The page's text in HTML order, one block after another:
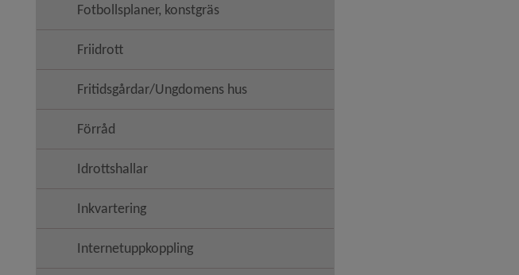
Fotbollsplaner, konstgräs
Friidrott
Fritidsgårdar/Ungdomens hus
Förråd
Idrottshallar
Inkvartering
Internetuppkoppling